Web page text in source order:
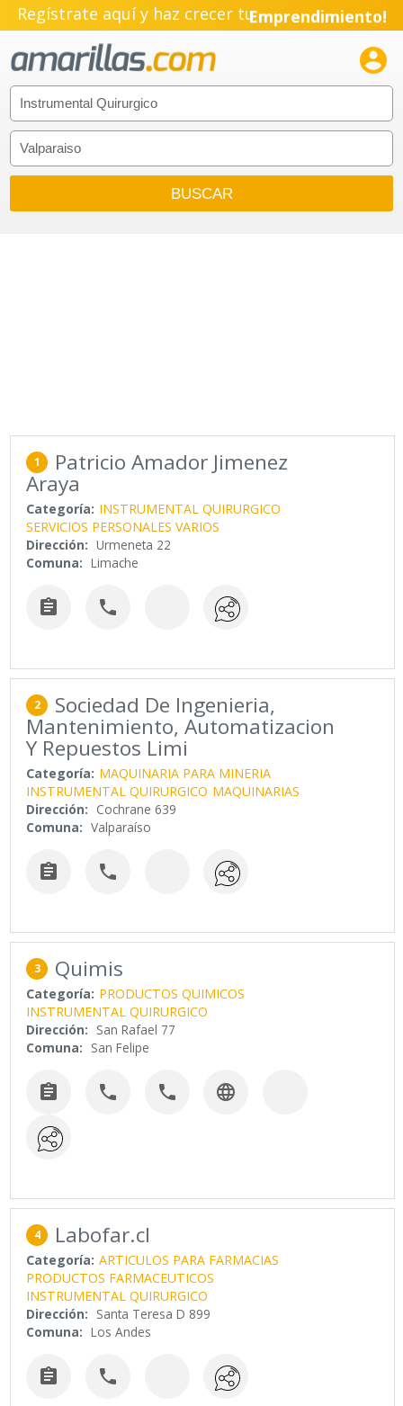
Regístrate aquí y haz crecer tuEmprendimiento!

1 Patricio Amador Jimenez
Araya
Categoría: INSTRUMENTAL QUIRURGICO
SERVICIOS PERSONALES VARIOS
Dirección: Urmeneta 22
Comuna: Limache
 
2 Sociedad De Ingenieria,
Mantenimiento, Automatizacion
Y Repuestos Limi
Categoría: MAQUINARIA PARA MINERIA
INSTRUMENTAL QUIRURGICO MAQUINARIAS
Dirección: Cochrane 639
Comuna: Valparaíso
 
3 Quimis
Categoría: PRODUCTOS QUIMICOS
INSTRUMENTAL QUIRURGICO
Dirección: San Rafael 77
Comuna: San Felipe
   
4 Labofar.cl
Categoría: ARTICULOS PARA FARMACIAS
PRODUCTOS FARMACEUTICOS
INSTRUMENTAL QUIRURGICO
Dirección: Santa Teresa D 899
Comuna: Los Andes
 